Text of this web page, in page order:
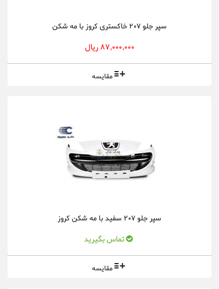
سپر جلو 207 خاکستری کروز با مه شکن
87,000,000 ریال
مقایسه
سپر جلو 207 سفید با مه شکن کروز
تماس بگیرید
مقایسه